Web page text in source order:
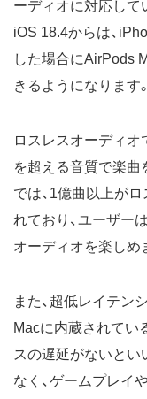
ーディオに対応して
iOS 18.4からは、
した場合にAirPods
きるようになります。
ロスレスオーディオ
を超える音質で楽曲
では、1億曲以上が
れており、ユーザー
オーディオを楽しめ
また、超低レイテン
Macに内蔵されてい
スの遅延がないとい
なく、ゲームプレイ